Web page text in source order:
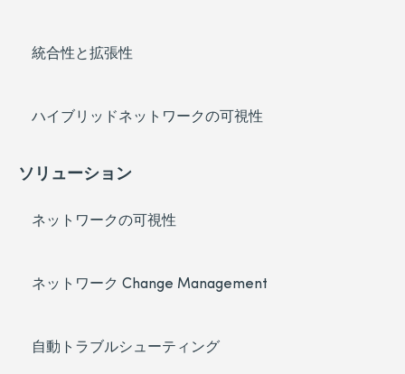
統合性と拡張性
ハイブリッドネットワークの可視性
ソリューション
ネットワークの可視性
ネットワーク Change Management
自動トラブルシューティング